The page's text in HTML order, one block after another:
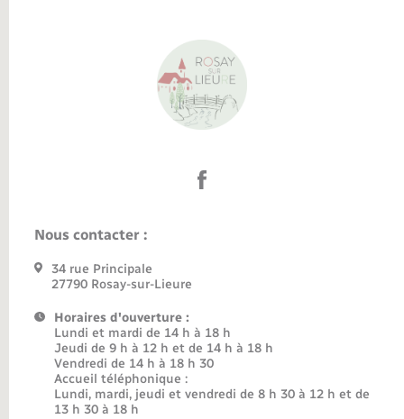
Nous contacter :
34 rue Principale
27790 Rosay-sur-Lieure
Horaires d'ouverture :
Lundi et mardi de 14 h à 18 h
Jeudi de 9 h à 12 h et de 14 h à 18 h
Vendredi de 14 h à 18 h 30
Accueil téléphonique :
Lundi, mardi, jeudi et vendredi de 8 h 30 à 12 h et de
13 h 30 à 18 h